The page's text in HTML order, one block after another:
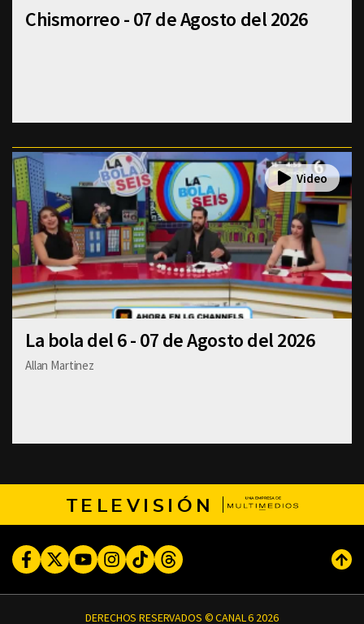
Chismorreo - 07 de Agosto del 2026
La bola del 6 - 07 de Agosto del 2026
Allan Martinez
TELEVISIÓN
FacebookTwitterYoutubeInstagram
TikTokThreads
DERECHOS RESERVADOS © CANAL 6 2026